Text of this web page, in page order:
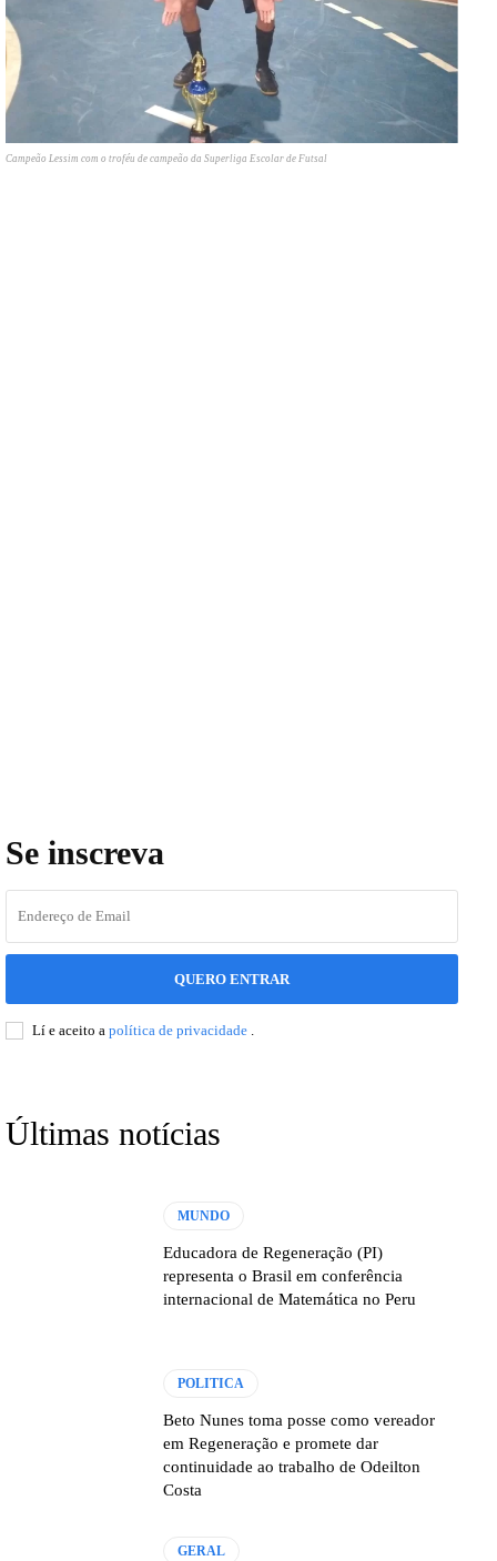
Campeão Lessim com o troféu de campeão da Superliga Escolar de Futsal
Se inscreva
QUERO ENTRAR
Lí e aceito a política de privacidade
Últimas notícias
MUNDO
Educadora de Regeneração (PI)
representa o Brasil em conferência
internacional de Matemática no Peru
POLITICA
Beto Nunes toma posse como vereador
em Regeneração e promete dar
continuidade ao trabalho de Odeilton
Costa
GERAL